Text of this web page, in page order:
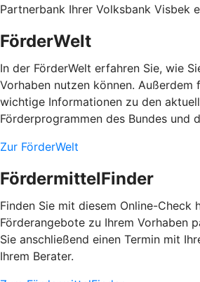
Partnerbank Ihrer Volksbank Visbek
FörderWelt
In der FörderWelt erfahren Sie, wie
Vorhaben nutzen können. Außerdem
wichtige Informationen zu den
Förderprogrammen des Bundes und
Zur FörderWelt
FördermittelFinder
Finden Sie mit diesem Online-Check
Förderangebote zu Ihrem Vorhaben
Sie anschließend einen Termin mit
Ihrem Berater.